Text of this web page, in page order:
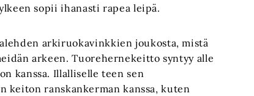
sopii ihanasti rapea leipä.
arkiruokavinkkien joukosta, mistä
arkeen. Tuorehernekeitto syntyy alle
kanssa. Illalliselle teen sen
ranskankerman kanssa, kuten